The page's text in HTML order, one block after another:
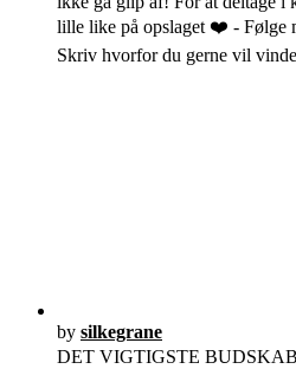
lille like på opslaget ❤️ - Følge
Skriv hvorfor du gerne vil
by silkegrane
DET VIGTIGSTE